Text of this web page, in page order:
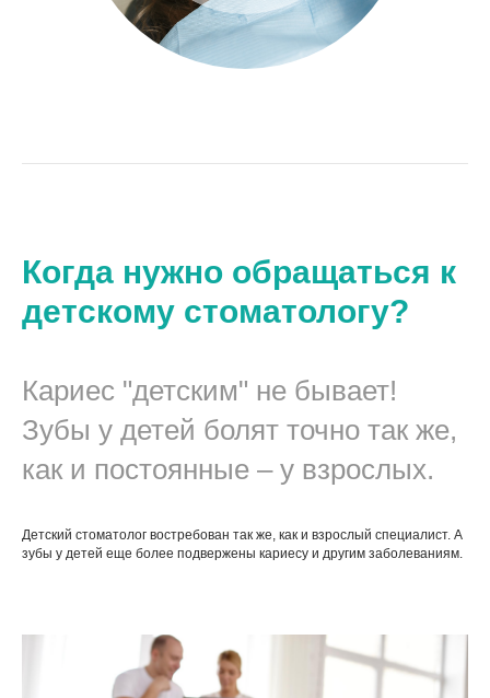
Когда нужно обращаться к
детскому стоматологу?
Кариес "детским" не бывает!
Зубы у детей болят точно так же,
как и постоянные – у взрослых.
Детский стоматолог востребован так же, как и взрослый специалист. А
зубы у детей еще более подвержены кариесу и другим заболеваниям.